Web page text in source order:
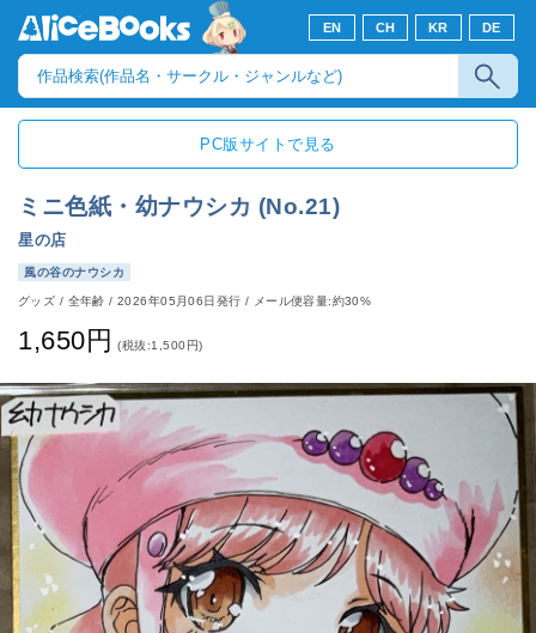
EN CH KR DE
PC版サイトで見る
ミニ色紙・幼ナウシカ (No.21)
星の店
風の谷のナウシカ
グッズ / 全年齢/2026年05月06日発行 / メール便容量:約30%
1,650円 (税抜:1,500円)